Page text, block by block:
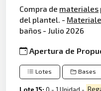
Compra de materiales
del plantel. -
baños - Julio 2026
Apertura de
Lotes Bases